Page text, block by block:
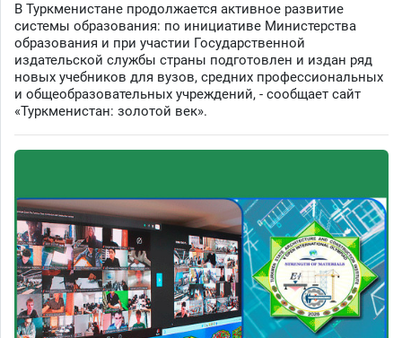
В Туркменистане продолжается активное развитие
системы образования: по инициативе Министерства
образования и при участии Государственной
издательской службы страны подготовлен и издан ряд
новых учебников для вузов, средних профессиональных
и общеобразовательных учреждений, - сообщает сайт
«Туркменистан: золотой век».